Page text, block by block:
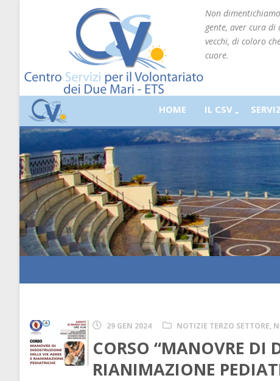
Non
gente, aver cura
vecchi, di coloro
cuore.
HOME IL CSV
29 GEN 2024 NOTIZIE TERZO SETTORE,
CORSO “MANOVRE DI
RIANIMAZIONE